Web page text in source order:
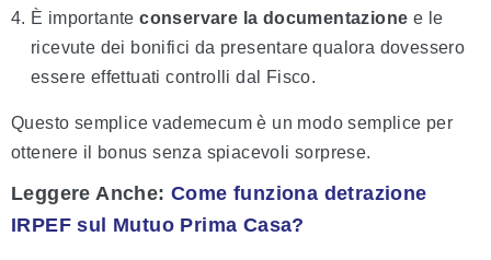
È importanteconservare la documentazione e le
ricevute dei bonifici da presentare qualora dovessero
essere effettuati controlli dal Fisco.
Questo semplice vademecum è un modo semplice per
ottenere il bonus senza spiacevoli sorprese.
Leggere Anche: Come funziona detrazione
IRPEF sul Mutuo Prima Casa?